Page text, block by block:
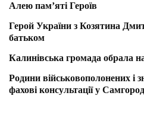
Алею пам’яті Героїв
Герой України з Козятина
батьком
Калинівська громада обрала
Родини військовополонених і
фахові консультації у